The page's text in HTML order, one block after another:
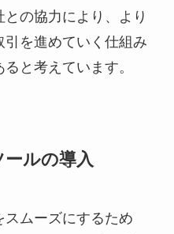
の協力により、より
引を進めていく仕組み
と考えています。
ルの導入
ムーズにするため